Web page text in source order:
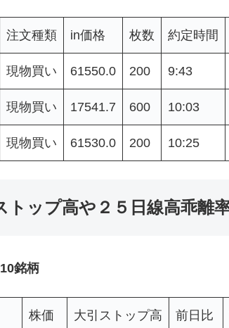
注文種類 in価格 枚数 約定時間
現物買い 61550.0 200 9:43
現物買い 17541.7 600 10:03
現物買い 61530.0 200 10:25
ップ高や２５日線高乖離率
銘柄
株価 大引ストップ高 前日比